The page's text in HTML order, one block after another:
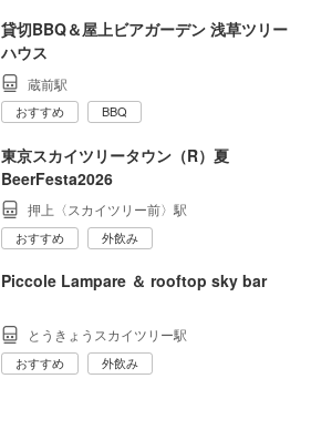
貸切BBQ＆屋上ビアガーデン 浅草ツリー
ハウス
蔵前駅
おすすめ BBQ
東京スカイツリータウン（R）夏
BeerFesta2026
押上〈スカイツリー前〉駅
おすすめ 外飲み
Piccole Lampare ＆ rooftop sky bar
とうきょうスカイツリー駅
おすすめ 外飲み